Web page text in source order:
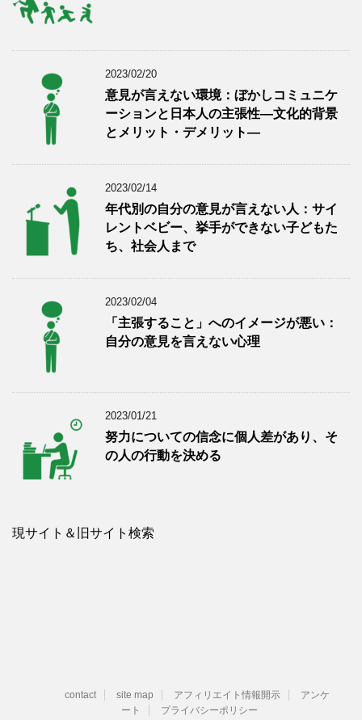
2023/02/20
意見が言えない環境：ぼかしコミュニケ
ーションと日本人の主張性―文化的背景
とメリット・デメリット―
2023/02/14
年代別の自分の意見が言えない人：サイ
レントベビー、挙手ができない子どもた
ち、社会人まで
2023/02/04
「主張すること」へのイメージが悪い：
自分の意見を言えない心理
2023/01/21
努力についての信念に個人差があり、そ
の人の行動を決める
現サイト＆旧サイト検索
contact site map アフィリエイト情報開示
アンケ
ート
プライバシーポリシー